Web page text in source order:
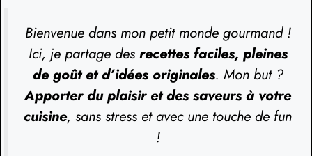
Bienvenue dans mon petit monde gourmand !
Ici, je partage des recettes faciles, pleines
de goût et d’idées originales. Mon but ?
Apporter du plaisir et des saveurs à votre
cuisine, sans stress et avec une touche de fun
!